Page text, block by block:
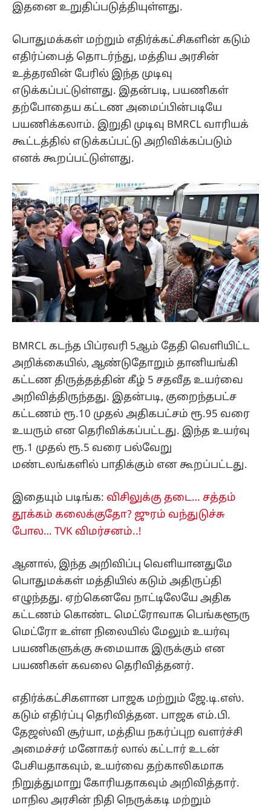
இதனை உறுதிப்படுத்தியுள்ளது.
பொதுமக்கள் மற்றும் எதிர்க்கட்சிகளின் கடும்
எதிர்ப்பைத் தொடர்ந்து, மத்திய அரசின்
உத்தரவின் பேரில் இந்த முடிவு
எடுக்கப்பட்டுள்ளது. இதன்படி, பயணிகள்
தற்போதைய கட்டண அமைப்பின்படியே
பயணிக்கலாம். இறுதி முடிவு BMRCL வாரியக்
கூட்டத்தில் எடுக்கப்பட்டு அறிவிக்கப்படும்
எனக் கூறப்பட்டுள்ளது.
BMRCL கடந்த பிப்ரவரி 5ஆம் தேதி வெளியிட்ட
அறிக்கையில், ஆண்டுதோறும் தானியங்கி
கட்டண திருத்தத்தின் கீழ் 5 சதவீத உயர்வை
அறிவித்திருந்தது. இதன்படி, குறைந்தபட்ச
கட்டணம் ரூ.10 முதல் அதிகபட்சம் ரூ.95 வரை
உயரும் என தெரிவிக்கப்பட்டது. இந்த உயர்வு
ரூ.1 முதல் ரூ.5 வரை பல்வேறு
மண்டலங்களில் பாதிக்கும் என கூறப்பட்டது.
இதையும் படிங்க: விசிலுக்கு தடை… சத்தம்
தூக்கம் கலைக்குதோ? ஜுரம் வந்துடுச்சு
போல… TVK விமர்சனம்..!
ஆனால், இந்த அறிவிப்பு வெளியானதுமே
பொதுமக்கள் மத்தியில் கடும் அதிருப்தி
எழுந்தது. ஏற்கெனவே நாட்டிலேயே அதிக
கட்டணம் கொண்ட மெட்ரோவாக பெங்களூரு
மெட்ரோ உள்ள நிலையில் மேலும் உயர்வு
பயணிகளுக்கு சுமையாக இருக்கும் என
பயணிகள் கவலை தெரிவித்தனர்.
எதிர்க்கட்சிகளான பாஜக மற்றும் ஜே.டி.எஸ்.
கடும் எதிர்ப்பு தெரிவித்தன. பாஜக எம்.பி.
தேஜஸ்வி சூர்யா, மத்திய நகர்ப்புற வளர்ச்சி
அமைச்சர் மனோகர் லால் கட்டார் உடன்
பேசியதாகவும், உயர்வை தற்காலிகமாக
நிறுத்துமாறு கோரியதாகவும் அறிவித்தார்.
மாநில அரசின் நிதி நெருக்கடி மற்றும்